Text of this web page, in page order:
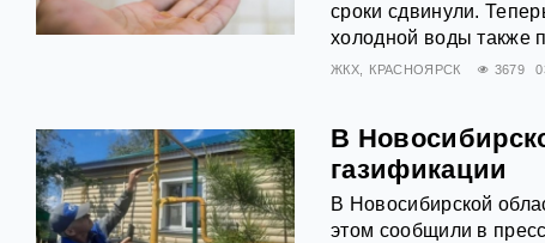
сроки сдвинули.
холодной воды также
ЖКХ КРАСНОЯРСК 3679
В
газификации
В Новосибирской
этом сообщили в